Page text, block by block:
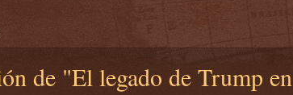
de "El legado de Trump en